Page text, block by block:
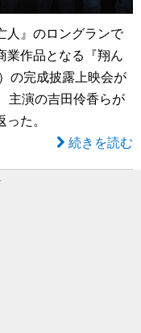
人』のロングランで
業作品となる『翔ん
の完成披露上映会が
主演の吉田伶香らが
た。
続きを読む